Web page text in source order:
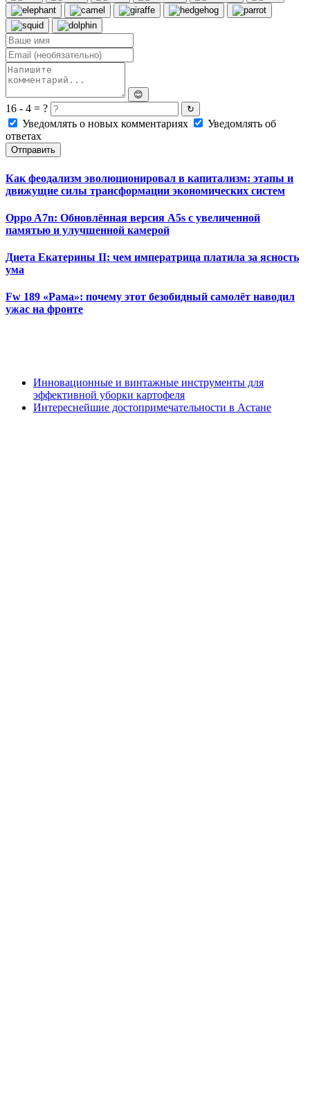
😊
16 - 4 = ? ↻
Уведомлять о новых комментариях
Уведомлять об
ответах
Отправить
Как феодализм эволюционировал в капитализм: этапы и
движущие силы трансформации экономических систем
Oppo A7n: Обновлённая версия A5s с увеличенной
памятью и улучшенной камерой
Диета Екатерины II: чем императрица платила за ясность
ума
Fw 189 «Рама»: почему этот безобидный самолёт наводил
ужас на фронте
Инновационные и винтажные инструменты для
эффективной уборки картофеля
Интереснейшие достопримечательности в Астане